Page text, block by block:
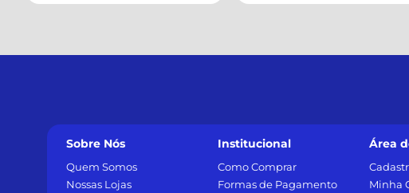
Sobre Nós
Quem Somos
Nossas Lojas
Institucional
Como Comprar
Formas de Pagamento
Área
Minha